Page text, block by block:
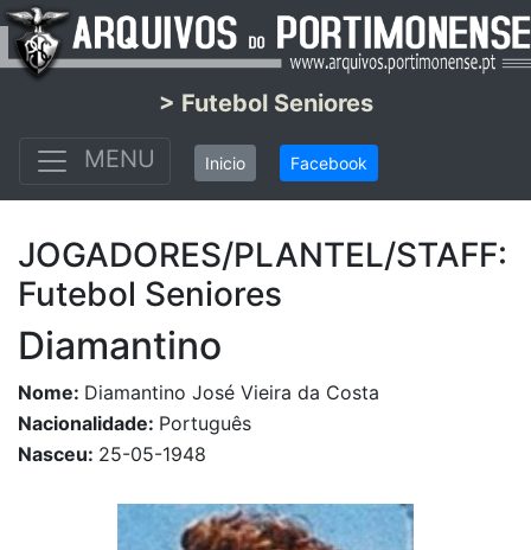
> Futebol Seniores
MENU
Inicio Facebook
JOGADORES/PLANTEL/STAFF:
Futebol Seniores
Diamantino
Nome: Diamantino José Vieira da Costa
Nacionalidade: Português
Nasceu: 25-05-1948